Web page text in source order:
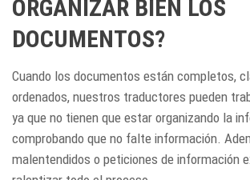
ORGANIZAR BIEN LOS
DOCUMENTOS?
Cuando los documentos están completos,
ordenados, nuestros traductores pueden
ya que no tienen que estar organizando la
comprobando que no falte información.
malentendidos o peticiones de información